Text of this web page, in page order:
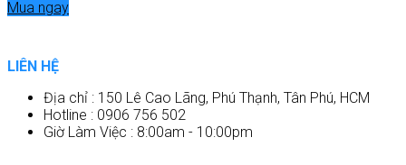
Mua ngay
LIÊN HỆ
Địa chỉ : 150 Lê Cao Lãng, Phú Thạnh, Tân Phú, HCM
Hotline : 0906 756 502
Giờ Làm Việc : 8:00am - 10:00pm